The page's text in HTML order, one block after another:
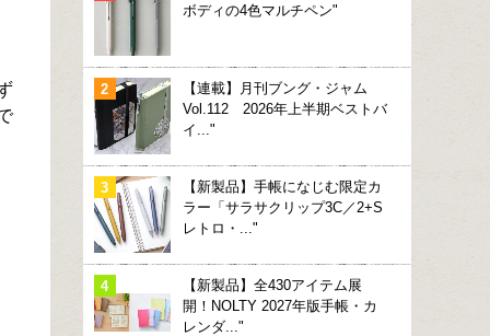
ボディの4色マルチペン"
【連載】月刊ブング・ジャム
Vol.112 2026年上半期ベストバ
イ..."
【新製品】手帳になじむ限定カ
ラー「サラサクリップ3C／2+S
レトロ・..."
【新製品】全430アイテム展
開！NOLTY 2027年版手帳・カ
レンダ..."